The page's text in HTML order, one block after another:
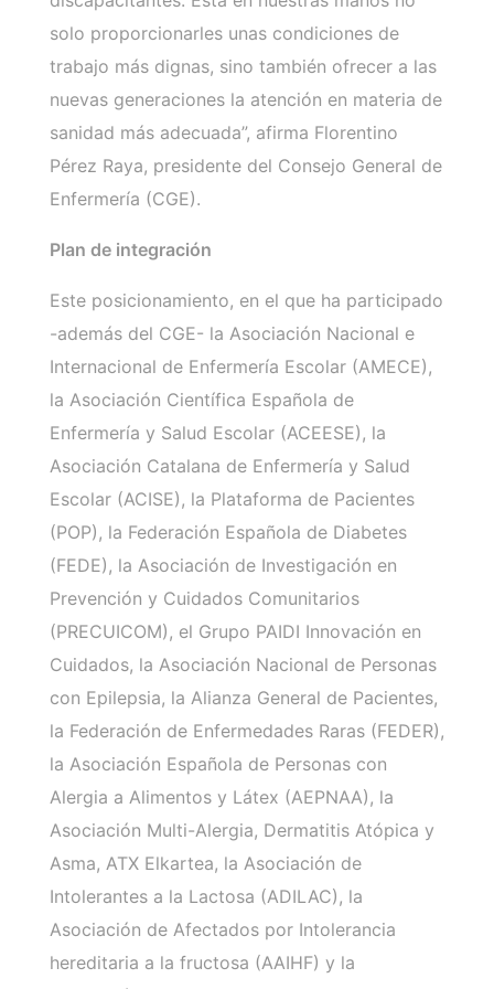
solo proporcionarles unas condiciones de
trabajo más dignas, sino también ofrecer a las
nuevas generaciones la atención en materia de
sanidad más adecuada”, afirma Florentino
Pérez Raya, presidente del Consejo General de
Enfermería (CGE).
Plan de integración
Este posicionamiento, en el que ha participado
-además del CGE- la Asociación Nacional e
Internacional de Enfermería Escolar (AMECE),
la Asociación Científica Española de
Enfermería y Salud Escolar (ACEESE), la
Asociación Catalana de Enfermería y Salud
Escolar (ACISE), la Plataforma de Pacientes
(POP), la Federación Española de Diabetes
(FEDE), la Asociación de Investigación en
Prevención y Cuidados Comunitarios
(PRECUICOM), el Grupo PAIDI Innovación en
Cuidados, la Asociación Nacional de Personas
con Epilepsia, la Alianza General de Pacientes,
la Federación de Enfermedades Raras (FEDER),
la Asociación Española de Personas con
Alergia a Alimentos y Látex (AEPNAA), la
Asociación Multi-Alergia, Dermatitis Atópica y
Asma, ATX Elkartea, la Asociación de
Intolerantes a la Lactosa (ADILAC), la
Asociación de Afectados por Intolerancia
hereditaria a la fructosa (AAIHF) y la